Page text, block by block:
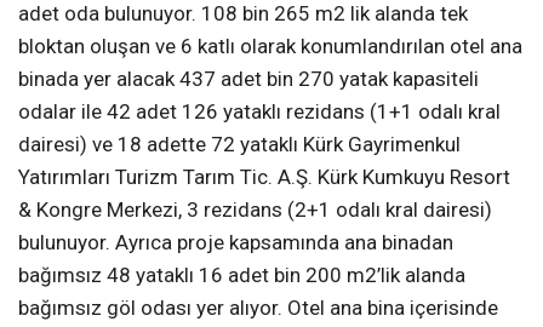
adet oda bulunuyor. 108 bin 265 m2 lik alanda tek
bloktan oluşan ve 6 katlı olarak konumlandırılan otel ana
binada yer alacak 437 adet bin 270 yatak kapasiteli
odalar ile 42 adet 126 yataklı rezidans (1+1 odalı kral
dairesi) ve 18 adette 72 yataklı Kürk Gayrimenkul
Yatırımları Turizm Tarım Tic. A.Ş. Kürk Kumkuyu Resort
& Kongre Merkezi, 3 rezidans (2+1 odalı kral dairesi)
bulunuyor. Ayrıca proje kapsamında ana binadan
bağımsız 48 yataklı 16 adet bin 200 m2’lik alanda
bağımsız göl odası yer alıyor. Otel ana bina içerisinde